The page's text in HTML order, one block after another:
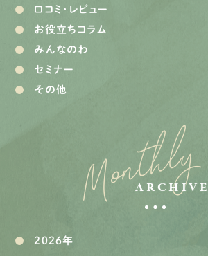
口コミ・レビュー
お役立ちコラム
みんなのわ
セミナー
その他
Monthly
ARCHIVE
2026年